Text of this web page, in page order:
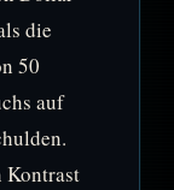
die
50
auf
Kontrast